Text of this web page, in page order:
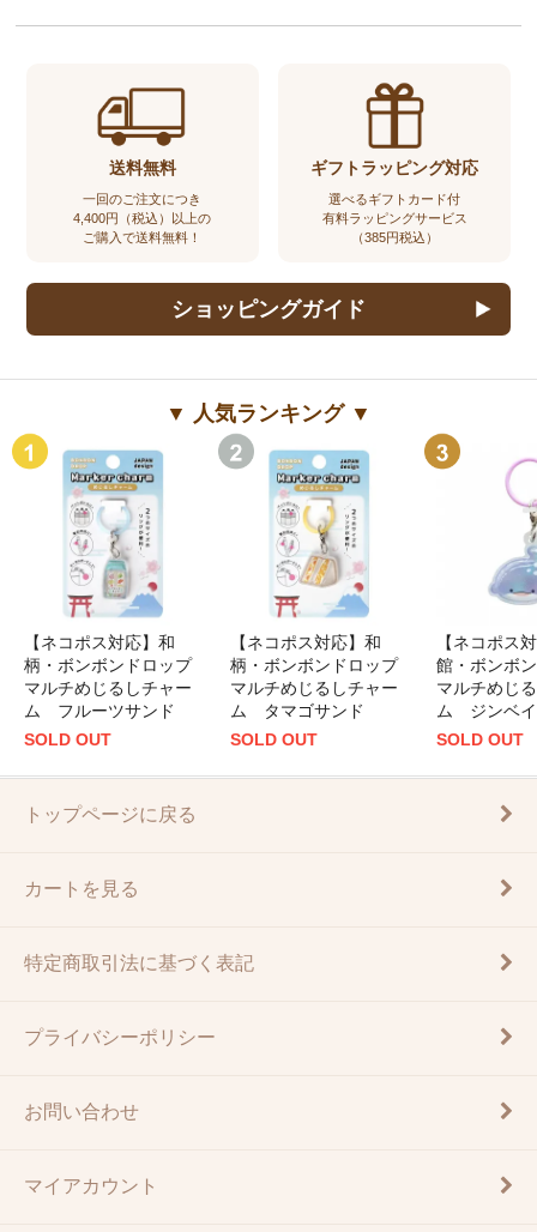
送料無料
一回のご注文につき
4,400円（税込）以上の
ご購入で送料無料！
ギフトラッピング対応
選べるギフトカード付
有料ラッピングサービス
（385円税込）
ショッピングガイド
▼ 人気ランキング ▼
【ネコポス対応】和
柄・ボンボンドロップ
マルチめじるしチャー
ム フルーツサンド
SOLD OUT
【ネコポス対応】和
柄・ボンボンドロップ
マルチめじるしチャー
ム タマゴサンド
SOLD OUT
【ネコポス
館・ボンボ
マルチめじ
ム ジンベ
SOLD OUT
トップページに戻る
カートを見る
特定商取引法に基づく表記
プライバシーポリシー
お問い合わせ
マイアカウント